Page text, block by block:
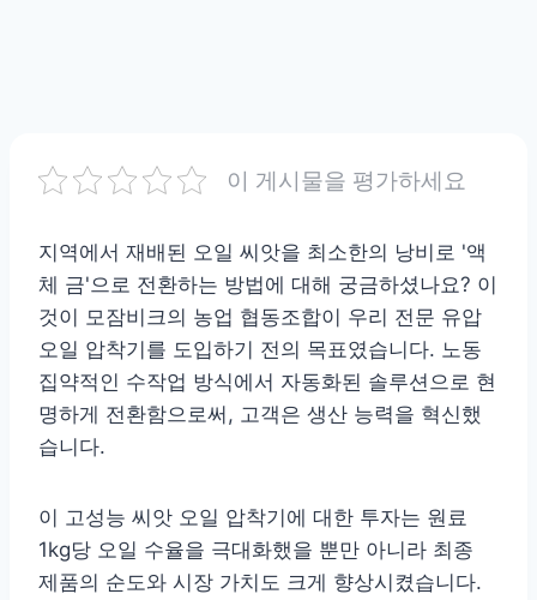
이 게시물을 평가하세요
지역에서 재배된 오일 씨앗을 최소한의 낭비로 '액
체 금'으로 전환하는 방법에 대해 궁금하셨나요? 이
것이 모잠비크의 농업 협동조합이 우리 전문 유압
오일 압착기를 도입하기 전의 목표였습니다. 노동
집약적인 수작업 방식에서 자동화된 솔루션으로 현
명하게 전환함으로써, 고객은 생산 능력을 혁신했
습니다.
이 고성능 씨앗 오일 압착기에 대한 투자는 원료
1kg당 오일 수율을 극대화했을 뿐만 아니라 최종
제품의 순도와 시장 가치도 크게 향상시켰습니다.